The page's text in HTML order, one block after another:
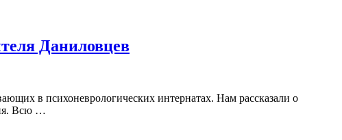
Даниловцев
в психоневрологических интернатах. Нам рассказали о
Всю …